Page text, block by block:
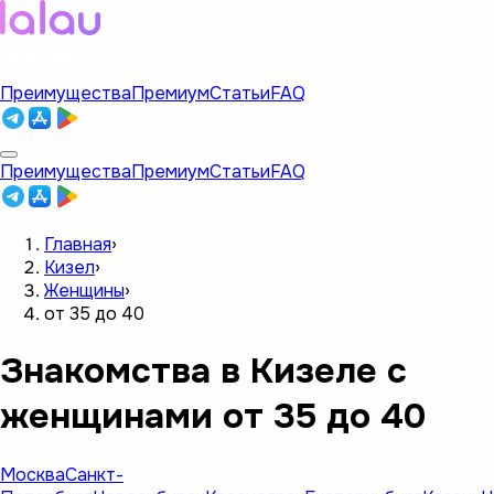
ПреимуществаПремиумСтатьиFAQ
ПреимуществаПремиумСтатьиFAQ
Главная›
Кизел›
Женщины›
от 35 до 40
Знакомства в Кизеле с
женщинами от 35 до 40
МоскваСанкт-